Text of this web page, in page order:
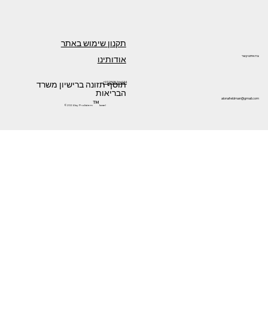
©2024 by Prolistem™Israel
אודותינו
תקנון שימוש באתר
תוסף תזונה ברישיון משרד
הבריאות alonafeldman@gmail.com
צרו איתנו קשר
+972505266144